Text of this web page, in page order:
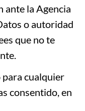
ante la Agencia
o autoridad
que no te
cualquier
consentido, en